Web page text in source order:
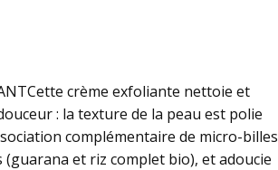
crème exfoliante nettoie et
: la texture de la peau est polie
complémentaire de micro-billes
et riz complet bio), et adoucie